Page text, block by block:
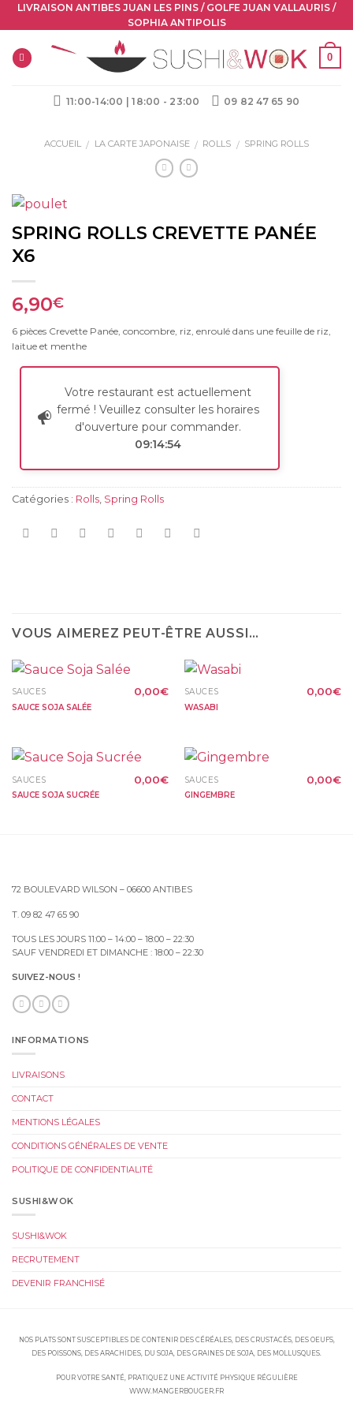
Skip
to
content
LIVRAISON ANTIBES JUAN LES PINS / GOLFE JUAN VALLAURIS /
SOPHIA ANTIPOLIS
0
11:00-14:00 | 18:00 - 23:00 09 82 47 65 90
ACCUEIL / LA CARTE JAPONAISE / ROLLS / SPRING ROLLS
SPRING ROLLS CREVETTE PANÉE
X6
6,90€
6 pièces Crevette Panée, concombre, riz, enroulé dans une feuille de riz,
laitue et menthe
Votre restaurant est actuellement
fermé ! Veuillez consulter les horaires
d'ouverture pour commander.
09:14:54
Catégories : Rolls Spring Rolls
VOUS AIMEREZ PEUT-ÊTRE AUSSI…
SAUCES
SAUCE SOJA SALÉE
0,00€
SAUCES
WASABI
0,00€
SAUCES
SAUCE SOJA SUCRÉE
0,00€
SAUCES
GINGEMBRE
0,00€
72 BOULEVARD WILSON – 06600 ANTIBES
T. 09 82 47 65 90
TOUS LES JOURS 11:00 – 14:00 – 18:00 – 22:30
SAUF VENDREDI ET DIMANCHE : 18:00 – 22:30
SUIVEZ-NOUS !
INFORMATIONS
LIVRAISONS
CONTACT
MENTIONS LÉGALES
CONDITIONS GÉNÉRALES DE VENTE
POLITIQUE DE CONFIDENTIALITÉ
SUSHI&WOK
SUSHI&WOK
RECRUTEMENT
DEVENIR FRANCHISÉ
NOS PLATS SONT SUSCEPTIBLES DE CONTENIR DES CÉRÉALES, DES CRUSTACÉS, DES OEUFS,
DES POISSONS, DES ARACHIDES, DU SOJA, DES GRAINES DE SOJA, DES MOLLUSQUES.
POUR VOTRE SANTÉ, PRATIQUEZ UNE ACTIVITÉ PHYSIQUE RÉGULIÈRE
WWW.MANGERBOUGER.FR